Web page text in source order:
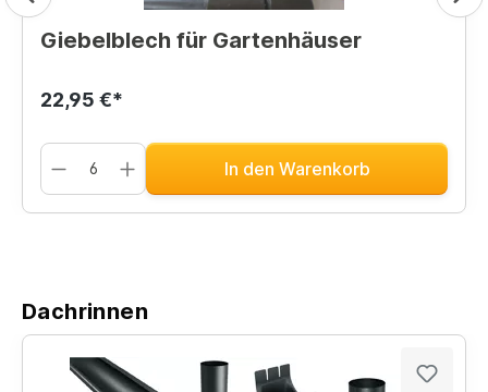
Giebelblech für Gartenhäuser
22,95 €*
In den Warenkorb
Dachrinnen